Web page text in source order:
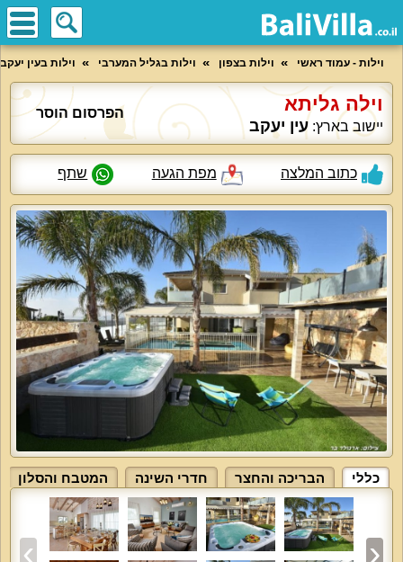
וילות - עמוד ראשי וילות בצפון וילות בגליל המערבי וילות בעין יעקב
וילה גליתא
יישוב בארץ: עין יעקב
הפרסום הוסר
כתוב המלצה מפת הגעה שתף
כללי הבריכה והחצר חדרי השינה המטבח והסלון